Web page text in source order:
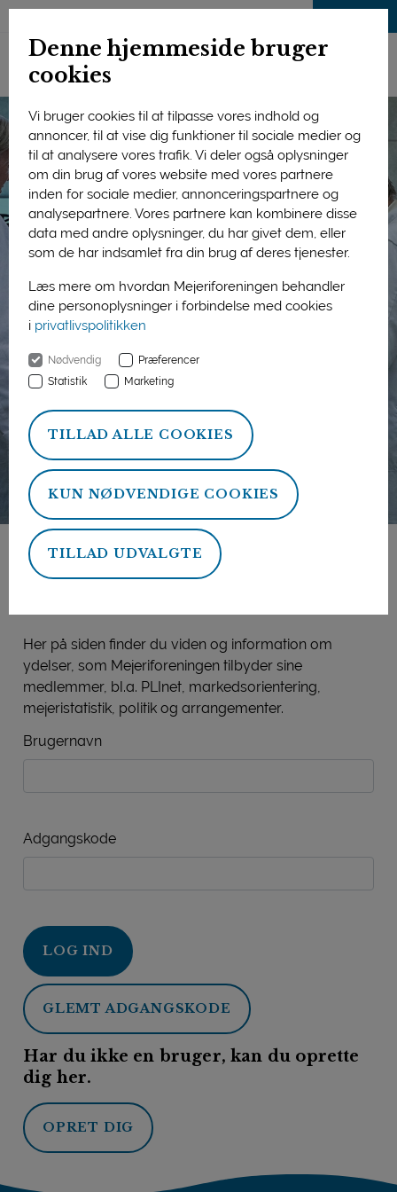
Denne hjemmeside bruger
cookies
Vi bruger cookies til at tilpasse vores indhold og
annoncer, til at vise dig funktioner til sociale medier og
til at analysere vores trafik. Vi deler også oplysninger
om din brug af vores website med vores partnere
inden for sociale medier, annonceringspartnere og
analysepartnere. Vores partnere kan kombinere disse
data med andre oplysninger, du har givet dem, eller
som de har indsamlet fra din brug af deres tjenester.
Læs mere om hvordan Mejeriforeningen behandler
dine personoplysninger i forbindelse med cookies
i privatlivspolitikken
Nødvendig
Præferencer
Statistik
Marketing
TILLAD ALLE COOKIES
KUN NØDVENDIGE COOKIES
TILLAD UDVALGTE
Mejeriforeningens
Her på siden finder du viden og information om
ydelser, som Mejeriforeningen tilbyder sine
medlemmer, bl.a. PLInet, markedsorientering,
mejeristatistik, politik og arrangementer.
Brugernavn
Adgangskode
LOG IND
GLEMT ADGANGSKODE
Har du ikke en bruger, kan du oprette
dig her.
OPRET DIG